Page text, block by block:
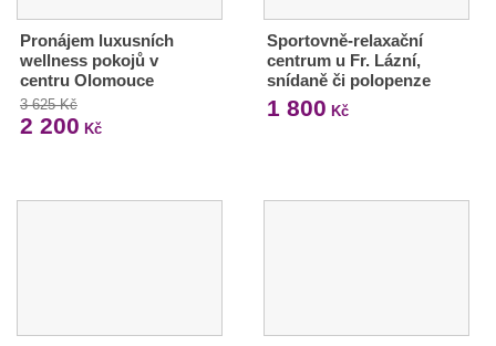
Pronájem luxusních
wellness pokojů v
centru Olomouce
3 625 Kč
2 200 Kč
Sportovně-relaxační
centrum u Fr. Lázní,
snídaně či polopenze
1 800 Kč